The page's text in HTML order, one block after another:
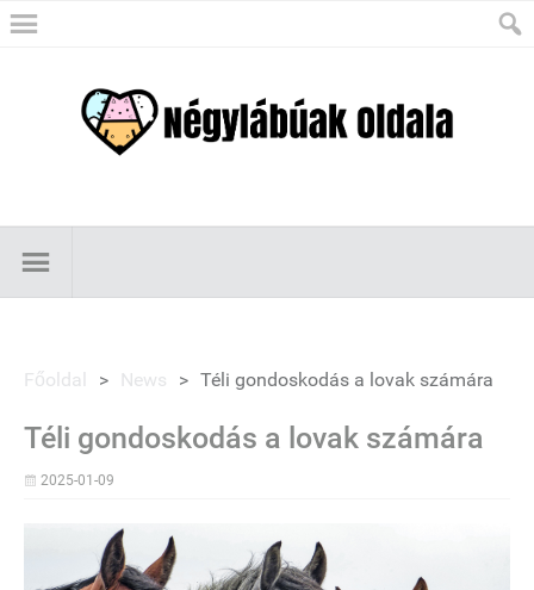
Főoldal > News > Téli gondoskodás a lovak számára
Téli gondoskodás a lovak számára
2025-01-09